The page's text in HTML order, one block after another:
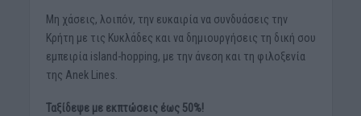
Μη χάσεις, λοιπόν, την ευκαιρία να συνδυάσεις την
Κρήτη με τις Κυκλάδες και να δημιουργήσεις τη δική σου
εμπειρία island-hopping, με την άνεση και τη φιλοξενία
της Anek Lines.
Ταξίδεψε με εκπτώσεις έως 50%!